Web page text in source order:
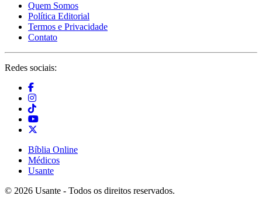
Quem Somos
Política Editorial
Termos e Privacidade
Contato
Redes sociais:
Bíblia Online
Médicos
Usante
© 2026 Usante - Todos os direitos reservados.